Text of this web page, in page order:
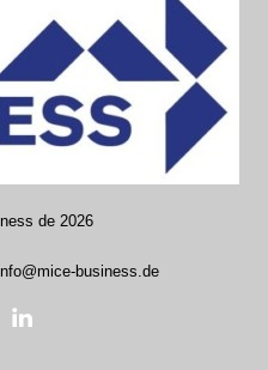
de2026
business.de